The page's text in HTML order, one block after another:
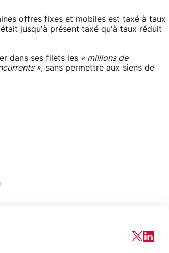
offres fixes et mobiles est taxé à taux
jusqu'à présent taxé qu'à taux réduit
dans ses filets les « millions de
», sans permettre aux siens de